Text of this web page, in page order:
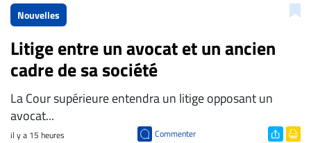
Nouvelles
Litige entre un avocat et un ancien
cadre de sa société
La Cour supérieure entendra un litige opposant un
avocat...
il y a 15 heures Commenter